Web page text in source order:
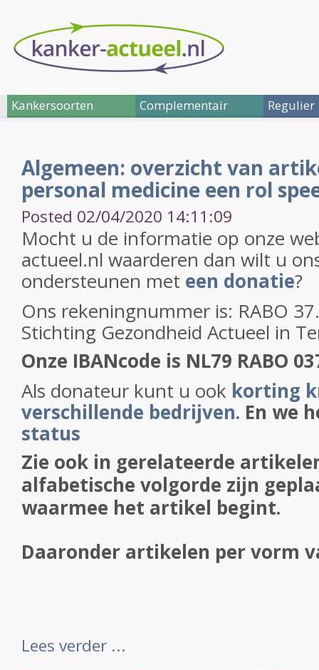
Kankersoorten Complementair Regulier
Algemeen: overzicht van
personal medicine een rol
Posted 02/04/2020 14:11:09
Mocht u de informatie op onze
actueel.nl waarderen dan wilt u
ondersteunen met een donatie?
Ons rekeningnummer is: RABO
Stichting Gezondheid Actueel in
Onze IBANcode is NL79 RABO
Als donateur kunt u ook korting
verschillende bedrijven. En we
status
Zie ook in gerelateerde
alfabetische volgorde zijn
waarmee het artikel begint.
Daaronder artikelen per vorm
Lees verder ...